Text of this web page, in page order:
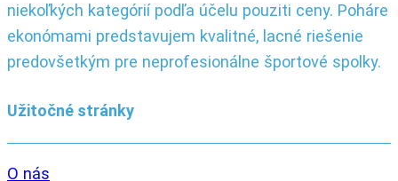
niekoľkých kategórií podľa účelu pouziti ceny. Poháre
ekonómami predstavujem kvalitné, lacné riešenie
predovšetkým pre neprofesionálne športové spolky.
Užitočné stránky
O nás